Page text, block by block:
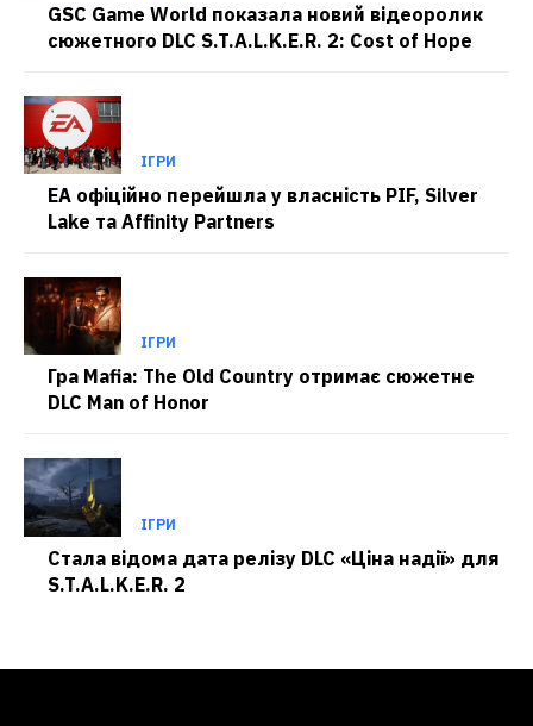
GSC Game World показала новий відеоролик
сюжетного DLC S.T.A.L.K.E.R. 2: Cost of Hope
ІГРИ
EA офіційно перейшла у власність PIF, Silver
Lake та Affinity Partners
ІГРИ
Гра Mafia: The Old Country отримає сюжетне
DLC Man of Honor
ІГРИ
Стала відома дата релізу DLC «Ціна надії» для
S.T.A.L.K.E.R. 2